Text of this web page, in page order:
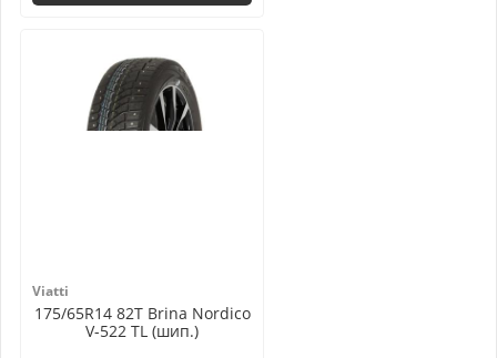
Viatti
175/65R14 82T Brina Nordico
V-522 TL (шип.)